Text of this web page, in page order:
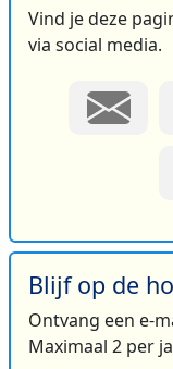
Vind je deze
via social media.
Blijf op de
Ontvang een e-
Maximaal 2 per